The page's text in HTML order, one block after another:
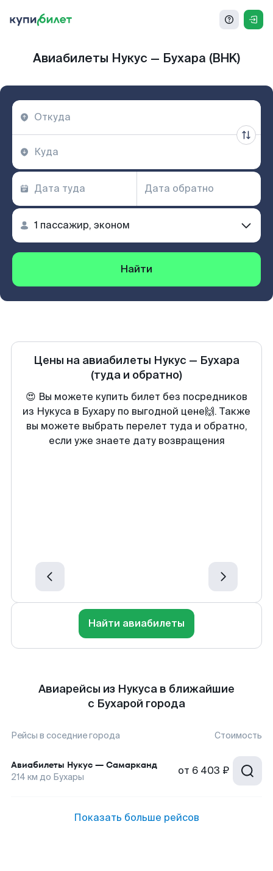
Авиабилеты Нукус — Бухара (BHK)
Найти
Цены на авиабилеты Нукус — Бухара
(туда и обратно)
😍 Вы можете купить билет без посредников
из Нукуса в Бухару по выгодной цене🙌. Также
вы можете выбрать перелет туда и обратно,
если уже знаете дату возвращения
Найти авиабилеты
Авиарейсы из Нукуса в ближайшие
с Бухарой города
Рейсы в соседние города Стоимость
Авиабилеты Нукус — Самарканд
214 км до Бухары от 6 403 ₽
Показать больше рейсов